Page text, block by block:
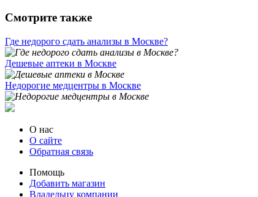
Смотрите также
Где недорого сдать анализы в Москве?
Дешевые аптеки в Москве
Недорогие медцентры в Москве
О нас
О сайте
Обратная связь
Помощь
Добавить магазин
Владельцу компании